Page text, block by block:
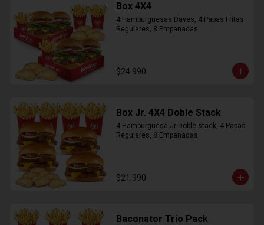
Box 4X4
4 Hamburguesas Daves, 4 Papas Fritas
Regulares, 8 Empanadas
$24.990
Box Jr. 4X4 Doble Stack
4 Hamburguesa Jr Doble stack, 4 Papas
Regulares, 8 Empanadas
$21.990
Baconator Trio Pack